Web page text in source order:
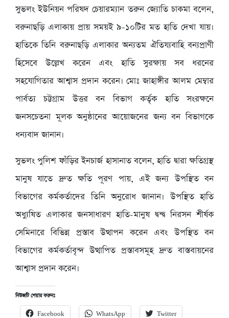
সুভলং ইউনিয়ন পরিষদ চেয়ারম্যান তরুন জ্যোতি চাকমা বলেন,
বরুনাছড়ি এলাকায় প্রায় সময়ই ৯-১০টির মত হাতি দেখা যায়।
হাতিকে তিনি বরুনাছড়ি এলাকার অন্যতম ঐতিয্যবাহি বন্যপ্রাণী
হিসেবে উল্লেখ করেন এবং হাতি সুরক্ষায় সব ধরনের
সহযোগিতার আশ্বাস প্রদান করেন। মোঃ জাহাঙ্গীর আলম মেম্বার
পার্বত্য চট্টগ্রাম উত্তর বন বিভাগ কর্তৃক হাতি সংরক্ষনে
জনসচেতনা মূলক অনুষ্ঠানের আয়োজনের জন্য বন বিভাগকে
ধন্যবাদ জানান।
সুভলং পুলিশ ফাঁড়ির ইনচার্জ হাসানাত বলেন, হাতি দ্বারা ক্ষতিগ্রস্থ
মানুষ যাতে দ্রুত ক্ষতি পূরণ পায়, এই জন্য উপস্থিত বন
বিভাগের কর্মকর্তাদের তিনি অনুরোধ জানান। উপস্থিত হাতি
অধ্যুষিত এলাকার জনসাধারণ হাতি-মানুষ দ্বন্দ্ব নিরসন শীর্ষক
সেমিনারে বিভিন্ন প্রস্তাব উত্থাপন করেন এবং উপস্থিত বন
বিভাগের কর্মকর্তাবৃন্দ উত্থাপিত প্রস্তাবসমূহ দ্রুত বাস্তবায়নের
আশ্বাস প্রদান করেন।
নিউজটি শেয়ার করুনঃ
Facebook WhatsApp Twitter